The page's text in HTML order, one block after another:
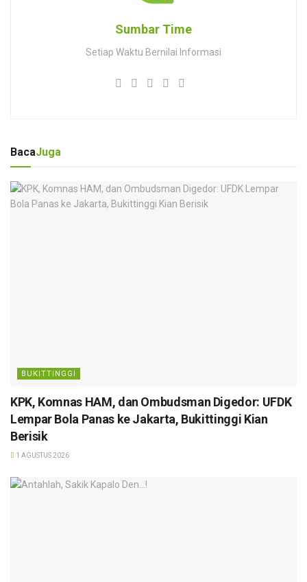
Sumbar Time
Setiap Waktu Bernilai Informasi
BacaJuga
BUKITTINGGI
KPK, Komnas HAM, dan Ombudsman Digedor: UFDK
Lempar Bola Panas ke Jakarta, Bukittinggi Kian
Berisik
1 AGUSTUS 2026